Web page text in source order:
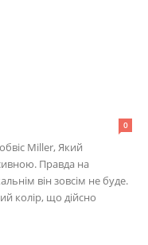
0
Miller, Який
Правда на
він зовсім не буде.
колір, що дійсно